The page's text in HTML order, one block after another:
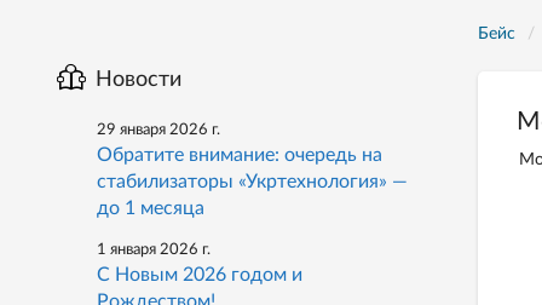
Бейс
Новости
29 января 2026 г.
Обратите внимание: очередь на
стабилизаторы «Укртехнология» —
до 1 месяца
1 января 2026 г.
С Новым 2026 годом и